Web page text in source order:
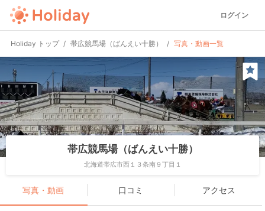
ログイン
Holiday トップ 帯広競馬場（ばんえい十勝） 写真・動画一覧
帯広競馬場（ばんえい十勝）
北海道帯広市西１３条南９丁目１
写真・動画 口コミ アクセス